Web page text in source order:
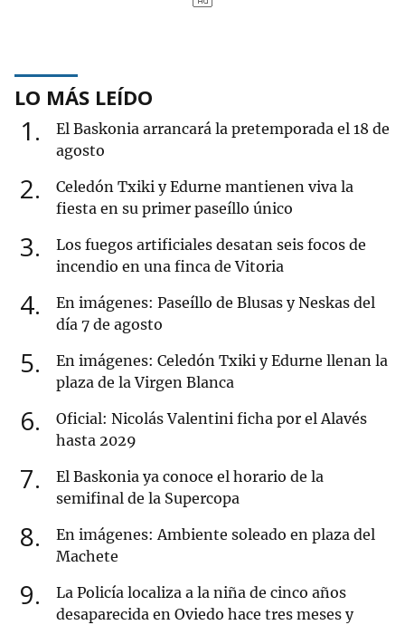
LO MÁS LEÍDO
1
El Baskonia arrancará la pretemporada el 18 de
agosto
2
Celedón Txiki y Edurne mantienen viva la
fiesta en su primer paseíllo único
3
Los fuegos artificiales desatan seis focos de
incendio en una finca de Vitoria
4
En imágenes: Paseíllo de Blusas y Neskas del
día 7 de agosto
5
En imágenes: Celedón Txiki y Edurne llenan la
plaza de la Virgen Blanca
6
Oficial: Nicolás Valentini ficha por el Alavés
hasta 2029
7
El Baskonia ya conoce el horario de la
semifinal de la Supercopa
8
En imágenes: Ambiente soleado en plaza del
Machete
9
La Policía localiza a la niña de cinco años
desaparecida en Oviedo hace tres meses y